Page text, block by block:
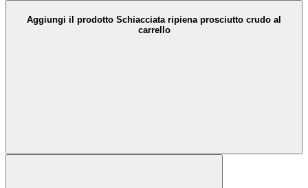
Aggiungi il prodotto Schiacciata ripiena prosciutto crudo al
carrello